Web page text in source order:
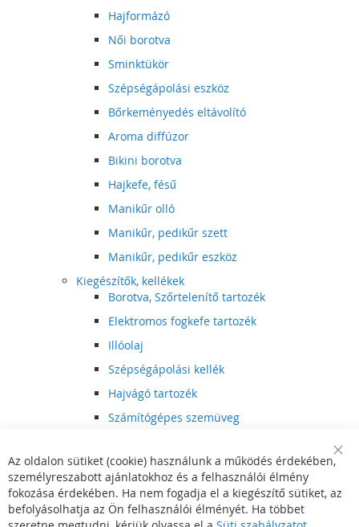
Hajformázó
Női borotva
Sminktükör
Szépségápolási eszköz
Bőrkeményedés eltávolító
Aroma diffúzor
Bikini borotva
Hajkefe, fésű
Manikűr olló
Manikűr, pedikűr szett
Manikűr, pedikűr eszköz
Kiegészítők, kellékek
Borotva, Szőrtelenítő tartozék
Elektromos fogkefe tartozék
Illóolaj
Szépségápolási kellék
Hajvágó tartozék
Számítógépes szemüveg
Hajvágó kiegészítő
Szórakoztató elektronika
Multimédia
DVD, BluRay lejátszó
Bar
Az oldalon sütiket (cookie) használunk a működés érdekében,
személyreszabott ajánlatokhoz és a felhasználói élmény
fokozása érdekében. Ha nem fogadja el a kiegészítő sütiket, az
befolyásolhatja az Ön felhasználói élményét. Ha többet